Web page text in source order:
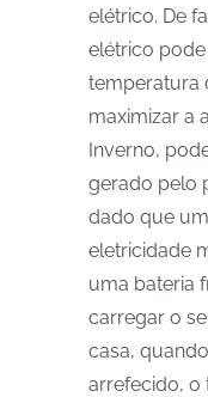
elétrico. De
elétrico
temperatura
maximizar a
Inverno,
gerado pelo
dado que
eletricidade
uma bateria
carregar o
casa,
arrefecido, o